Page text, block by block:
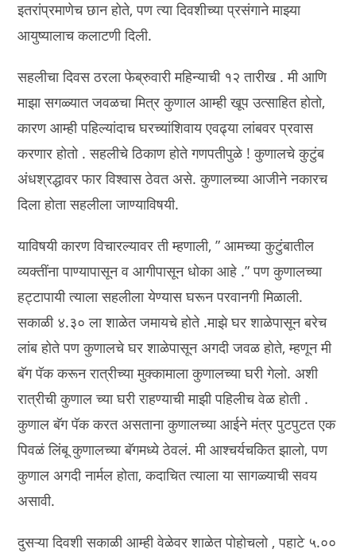
इतरांप्रमाणेच छान होते, पण त्या दिवशीच्या प्रसंगाने माझ्या
आयुष्यालाच कलाटणी दिली.
सहलीचा दिवस ठरला फेब्रुवारी महिन्याची १२ तारीख . मी आणि
माझा सगळ्यात जवळचा मित्र कुणाल आम्ही खूप उत्साहित होतो,
कारण आम्ही पहिल्यांदाच घरच्यांशिवाय एवढ्या लांबवर प्रवास
करणार होतो . सहलीचे ठिकाण होते गणपतीपुळे ! कुणालचे कुटुंब
अंधश्रद्धावर फार विश्वास ठेवत असे. कुणालच्या आजीने नकारच
दिला होता सहलीला जाण्याविषयी.
याविषयी कारण विचारल्यावर ती म्हणाली, ” आमच्या कुटुंबातील
व्यक्तींना पाण्यापासून व आगीपासून धोका आहे .” पण कुणालच्या
हट्टापायी त्याला सहलीला येण्यास घरून परवानगी मिळाली.
सकाळी ४.३० ला शाळेत जमायचे होते .माझे घर शाळेपासून बरेच
लांब होते पण कुणालचे घर शाळेपासून अगदी जवळ होते, म्हणून मी
बॅग पॅक करून रात्रीच्या मुक्कामाला कुणालच्या घरी गेलो. अशी
रात्रीची कुणाल च्या घरी राहण्याची माझी पहिलीच वेळ होती .
कुणाल बॅग पॅक करत असताना कुणालच्या आईने मंत्र पुटपुटत एक
पिवळं लिंबू कुणालच्या बॅगमध्ये ठेवलं. मी आश्चर्यचकित झालो, पण
कुणाल अगदी नार्मल होता, कदाचित त्याला या सागळ्याची सवय
असावी.
दुसऱ्या दिवशी सकाळी आम्ही वेळेवर शाळेत पोहोचलो , पहाटे ५.००